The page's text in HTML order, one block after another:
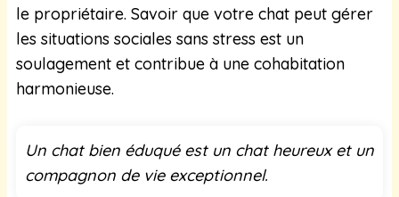
le propriétaire. Savoir que votre chat peut gérer
les situations sociales sans stress est un
soulagement et contribue à une cohabitation
harmonieuse.
Un chat bien éduqué est un chat heureux et un
compagnon de vie exceptionnel.